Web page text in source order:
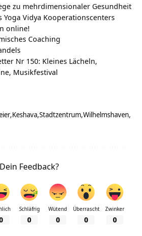
zu mehrdimensionaler Gesundheit
Yoga Vidya Kooperationscenters
online!
Coaching
Nr 150: Kleines Lächeln,
Musikfestival
Keshava Stadtzentrum Wilhelmshaven
Dein Feedback?
Schläfrig
0
Wütend
0
Überrascht
0
Zwinker
0